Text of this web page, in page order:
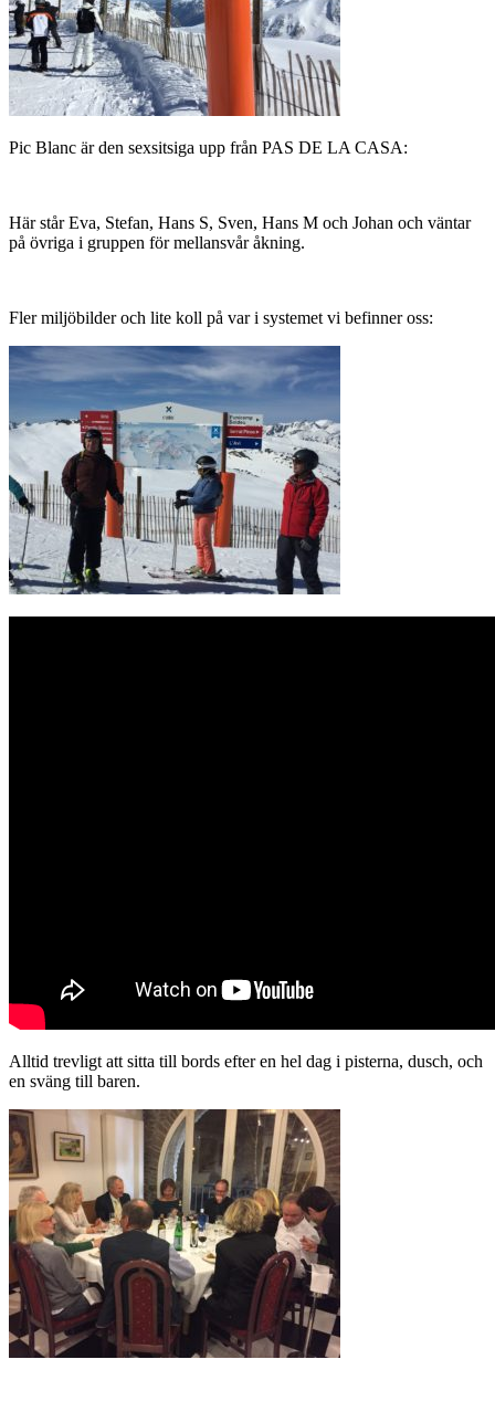
Pic Blanc är den sexsitsiga upp från PAS DE LA CASA:
Här står Eva, Stefan, Hans S, Sven, Hans M och Johan och väntar
på övriga i gruppen för mellansvår åkning.
Fler miljöbilder och lite koll på var i systemet vi befinner oss:
Alltid trevligt att sitta till bords efter en hel dag i pisterna, dusch, och
en sväng till baren.